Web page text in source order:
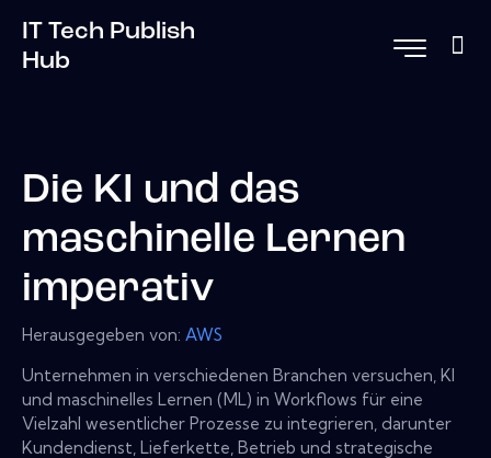
IT Tech Publish
Hub
Die KI und das
maschinelle Lernen
imperativ
Herausgegeben von: AWS
Unternehmen in verschiedenen Branchen versuchen, KI
und maschinelles Lernen (ML) in Workflows für eine
Vielzahl wesentlicher Prozesse zu integrieren, darunter
Kundendienst, Lieferkette, Betrieb und strategische